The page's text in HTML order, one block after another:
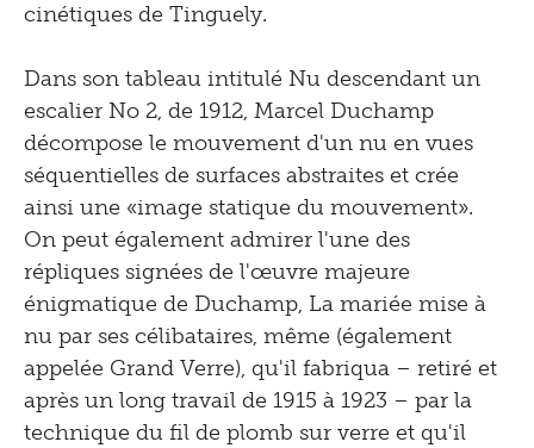
2000
1998
1997
1996
cinétiques de Tinguely.
Dans son tableau intitulé Nu descendant un
escalier No 2, de 1912, Marcel Duchamp
décompose le mouvement d'un nu en vues
séquentielles de surfaces abstraites et crée
ainsi une «image statique du mouvement».
On peut également admirer l'une des
répliques signées de l'œuvre majeure
énigmatique de Duchamp, La mariée mise à
nu par ses célibataires, même (également
appelée Grand Verre), qu'il fabriqua – retiré et
après un long travail de 1915 à 1923 – par la
technique du fil de plomb sur verre et qu'il